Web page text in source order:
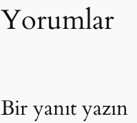
Yorumlar
Bir yanıt yazın